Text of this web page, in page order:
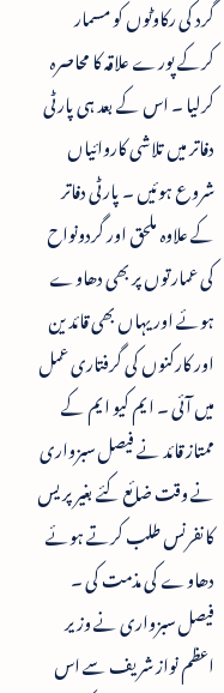
گرد کی رکاوٹوں کو مسمار
کرکے پورے علاقہ کا محاصرہ
کرلیا ۔ اس کے بعد ہی پارٹی
دفاتر میں تلاشی کاروائیاں
شروع ہوئیں ۔ پارٹی دفاتر
کے علاوہ ملحق اور گردونواح
کی عمارتوں پر بھی دھاوے
ہوئے اور یہاں بھی قائدین
اور کارکنوں کی گرفتاری عمل
میں آئی ۔ ایم کیو ایم کے
ممتاز قائد نے فیصل سبزواری
نے وقت ضائع کئے بغیر پریس
کانفرنس طلب کرتے ہوئے
دھاوے کی مذمت کی ۔
فیصل سبزواری نے وزیر
اعظم نواز شریف سے اس